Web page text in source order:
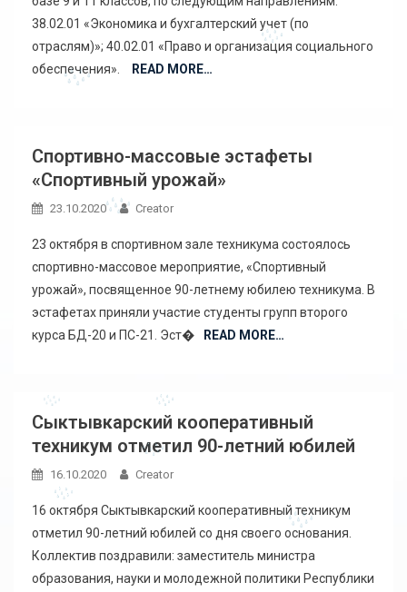
38.02.01 «Экономика и бухгалтерский учет (по
отраслям)»; 40.02.01 «Право и организация социального
обеспечения».
READ MORE…
Спортивно-массовые эстафеты
«Спортивный урожай»
23.10.2020 Creator
23 октября в спортивном зале техникума состоялось
спортивно-массовое мероприятие, «Спортивный
урожай», посвященное 90-летнему юбилею техникума. В
эстафетах приняли участие студенты групп второго
курса БД-20 и ПС-21. Эст�
READ MORE…
Сыктывкарский кооперативный
техникум отметил 90-летний юбилей
16.10.2020 Creator
16 октября Сыктывкарский кооперативный техникум
отметил 90-летний юбилей со дня своего основания.
Коллектив поздравили: заместитель министра
образования, науки и молодежной политики Республики